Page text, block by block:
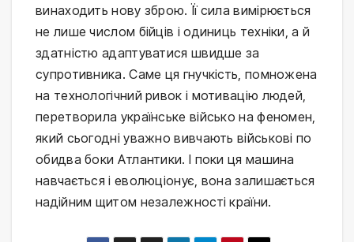
винаходить нову зброю. Її сила вимірюється
не лише числом бійців і одиниць техніки, а й
здатністю адаптуватися швидше за
супротивника. Саме ця гнучкість, помножена
на технологічний ривок і мотивацію людей,
перетворила українське військо на феномен,
який сьогодні уважно вивчають військові по
обидва боки Атлантики. І поки ця машина
навчається і еволюціонує, вона залишається
надійним щитом незалежності країни.